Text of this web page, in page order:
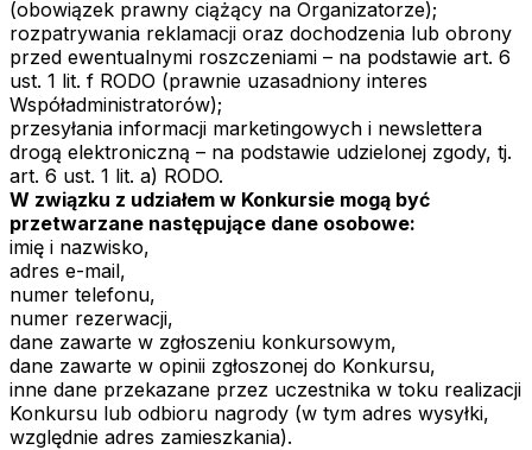
(obowiązek prawny ciążący na Organizatorze);
rozpatrywania reklamacji oraz dochodzenia lub obrony
przed ewentualnymi roszczeniami – na podstawie art. 6
ust. 1 lit. f RODO (prawnie uzasadniony interes
Współadministratorów);
przesyłania informacji marketingowych i newslettera
drogą elektroniczną – na podstawie udzielonej zgody, tj.
art. 6 ust. 1 lit. a) RODO.
W związku z udziałem w Konkursie mogą być
przetwarzane następujące dane osobowe:
imię i nazwisko,
adres e-mail,
numer telefonu,
numer rezerwacji,
dane zawarte w zgłoszeniu konkursowym,
dane zawarte w opinii zgłoszonej do Konkursu,
inne dane przekazane przez uczestnika w toku realizacji
Konkursu lub odbioru nagrody (w tym adres wysyłki,
względnie adres zamieszkania).